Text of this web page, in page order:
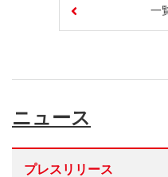
一
ニュース
プレスリリース